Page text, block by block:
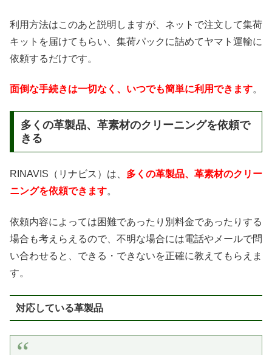
利用方法はこのあと説明しますが、ネットで注文して集荷
キットを届けてもらい、集荷パックに詰めてヤマト運輸に
依頼するだけです。
面倒な手続きは一切なく、いつでも簡単に利用できます。
多くの革製品、革素材のクリーニングを依頼で
きる
RINAVIS（リナビス）は、 多くの革製品、革素材のクリー
ニングを依頼できます。
依頼内容によっては困難であったり別料金であったりする
場合も考えらえるので、不明な場合には電話やメールで問
い合わせると、できる・できないを正確に教えてもらえま
す。
対応している革製品